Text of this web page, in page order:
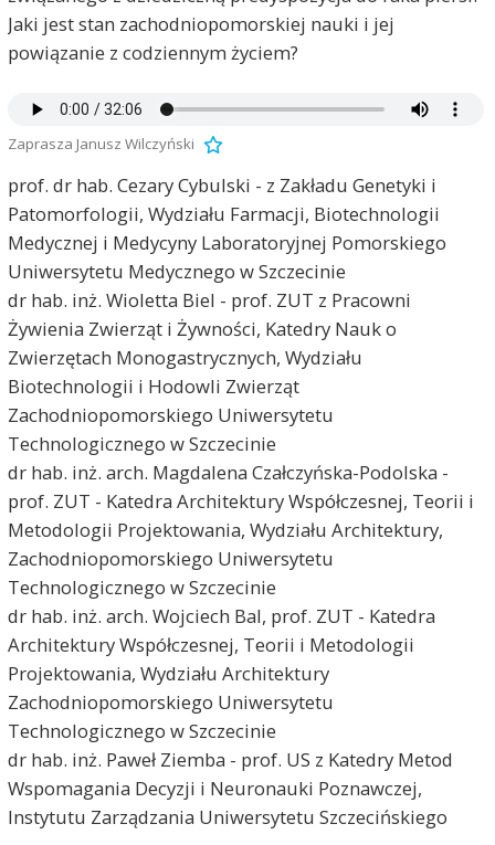
Jaki jest stan zachodniopomorskiej nauki i jej
powiązanie z codziennym życiem?
Zaprasza Janusz Wilczyński
prof. dr hab. Cezary Cybulski - z Zakładu Genetyki i
Patomorfologii, Wydziału Farmacji, Biotechnologii
Medycznej i Medycyny Laboratoryjnej Pomorskiego
Uniwersytetu Medycznego w Szczecinie
dr hab. inż. Wioletta Biel - prof. ZUT z Pracowni
Żywienia Zwierząt i Żywności, Katedry Nauk o
Zwierzętach Monogastrycznych, Wydziału
Biotechnologii i Hodowli Zwierząt
Zachodniopomorskiego Uniwersytetu
Technologicznego w Szczecinie
dr hab. inż. arch. Magdalena Czałczyńska-Podolska -
prof. ZUT - Katedra Architektury Współczesnej, Teorii i
Metodologii Projektowania, Wydziału Architektury,
Zachodniopomorskiego Uniwersytetu
Technologicznego w Szczecinie
dr hab. inż. arch. Wojciech Bal, prof. ZUT - Katedra
Architektury Współczesnej, Teorii i Metodologii
Projektowania, Wydziału Architektury
Zachodniopomorskiego Uniwersytetu
Technologicznego w Szczecinie
dr hab. inż. Paweł Ziemba - prof. US z Katedry Metod
Wspomagania Decyzji i Neuronauki Poznawczej,
Instytutu Zarządzania Uniwersytetu Szczecińskiego